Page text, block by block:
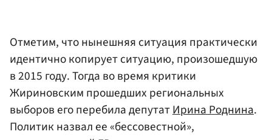
Отметим, что нынешняя ситуация практически
идентично копирует ситуацию, произошедшую
в 2015 году. Тогда во время критики
Жириновским прошедших региональных
выборов его перебила депутатИрина Роднина.
Политик назвал ее «бессовестной»,